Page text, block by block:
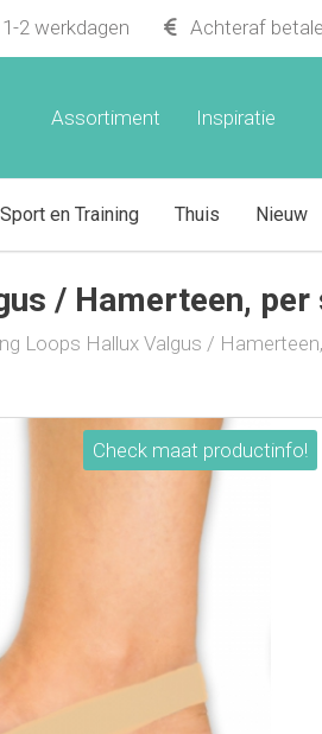
2 werkdagen Achteraf
Inspiratie
Assortiment
Sport en Training Thuis Nieuw
/ Hamerteen, per
Loops Hallux Valgus /
Check maat productinfo!
per stuk